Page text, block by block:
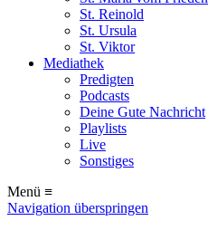
St. Reinold
St. Ursula
St. Viktor
Mediathek
Predigten
Podcasts
Deine Gute Nachricht
Playlists
Live
Sonstiges
Menü ≡
Navigation überspringen